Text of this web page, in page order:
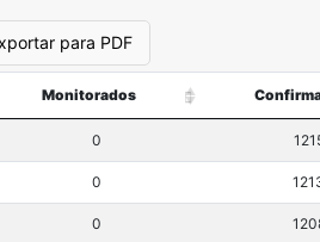
para PDF
Monitorados
0
0
0